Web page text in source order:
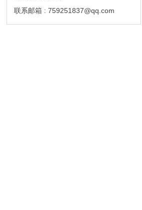
联系邮箱 : 759251837@qq.com